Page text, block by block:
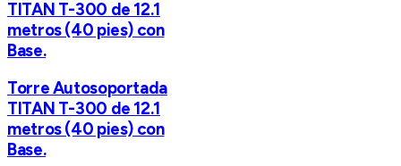
TITAN T-300 de 12.1
metros (40 pies) con
Base.
Torre Autosoportada
TITAN T-300 de 12.1
metros (40 pies) con
Base.